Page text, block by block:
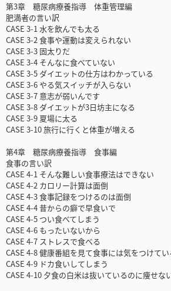
第3章 糖尿病療養指導 体重管理編
肥満者の言い訳
CASE 3-1 水を飲んでも太る
CASE 3-2 食事や運動は変えられない
CASE 3-3 固太りだ
CASE 3-4 そんなに食べていない
CASE 3-5 ダイエットの仕方はわかっている
CASE 3-6 やる気スイッチが入らない
CASE 3-7 意志が弱いんです
CASE 3-8 ダイエットが3日坊主になる
CASE 3-9 夏場に太る
CASE 3-10 旅行に行くと体重が増える
第4章 糖尿病療養指導 食事編
食事の言い訳
CASE 4-1 そんな難しい食事療法はできない
CASE 4-2 カロリー計算は面倒
CASE 4-3 食事記録をつけるのは面倒
CASE 4-4 昔からの癖で早食いで
CASE 4-5 つい食べてしまう
CASE 4-6 もったいないから
CASE 4-7 ストレスで食べる
CASE 4-8 健康番組を見て食事には気をつけて
CASE 4-9 ドカ食いしてしまう
CASE 4-10 夕食の白米は抜いているのに痩せな